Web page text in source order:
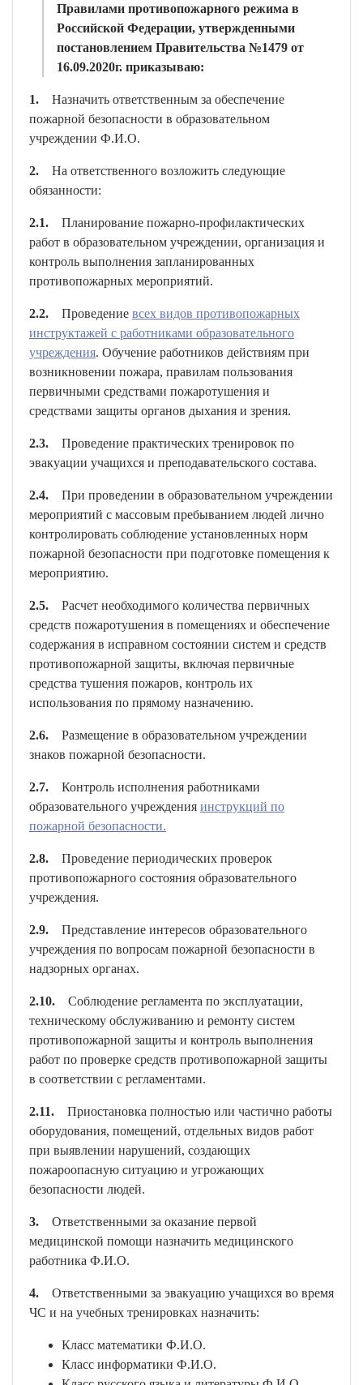
Правилами противопожарного режима в
Российской Федерации, утвержденными
постановлением Правительства №1479 от
16.09.2020г. приказываю:
1. Назначить ответственным за обеспечение
пожарной безопасности в образовательном
учреждении Ф.И.О.
2. На ответственного возложить следующие
обязанности:
2.1. Планирование пожарно-профилактических
работ в образовательном учреждении, организация и
контроль выполнения запланированных
противопожарных мероприятий.
2.2. Проведение всех видов противопожарных
инструктажей с работниками образовательного
учреждения. Обучение работников действиям при
возникновении пожара, правилам пользования
первичными средствами пожаротушения и
средствами защиты органов дыхания и зрения.
2.3. Проведение практических тренировок по
эвакуации учащихся и преподавательского состава.
2.4. При проведении в образовательном учреждении
мероприятий с массовым пребыванием людей лично
контролировать соблюдение установленных норм
пожарной безопасности при подготовке помещения к
мероприятию.
2.5. Расчет необходимого количества первичных
средств пожаротушения в помещениях и обеспечение
содержания в исправном состоянии систем и средств
противопожарной защиты, включая первичные
средства тушения пожаров, контроль их
использования по прямому назначению.
2.6. Размещение в образовательном учреждении
знаков пожарной безопасности.
2.7. Контроль исполнения работниками
образовательного учреждения инструкций по
пожарной безопасности.
2.8. Проведение периодических проверок
противопожарного состояния образовательного
учреждения.
2.9. Представление интересов образовательного
учреждения по вопросам пожарной безопасности в
надзорных органах.
2.10. Соблюдение регламента по эксплуатации,
техническому обслуживанию и ремонту систем
противопожарной защиты и контроль выполнения
работ по проверке средств противопожарной защиты
в соответствии с регламентами.
2.11. Приостановка полностью или частично работы
оборудования, помещений, отдельных видов работ
при выявлении нарушений, создающих
пожароопасную ситуацию и угрожающих
безопасности людей.
3. Ответственными за оказание первой
медицинской помощи назначить медицинского
работника Ф.И.О.
4. Ответственными за эвакуацию учащихся во время
ЧС и на учебных тренировках назначить:
Класс математики Ф.И.О.
Класс информатики Ф.И.О.